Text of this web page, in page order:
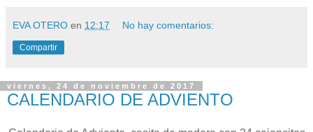
EVA OTERO en 12:17 No hay comentarios:
Compartir
viernes, 24 de noviembre de 2017
CALENDARIO DE ADVIENTO